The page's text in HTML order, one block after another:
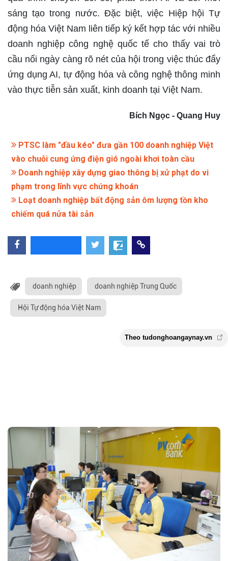
sáng tạo trong nước. Đặc biệt, việc Hiệp hội Tự
động hóa Việt Nam liên tiếp ký kết hợp tác với nhiều
doanh nghiệp công nghệ quốc tế cho thấy vai trò
cầu nối ngày càng rõ nét của hội trong việc thúc đẩy
ứng dụng AI, tự động hóa và công nghệ thông minh
vào thực tiễn sản xuất, kinh doanh tại Việt Nam.
Bích Ngọc - Quang Huy
PTSC làm "đầu kéo" đưa gần 100 doanh nghiệp Việt
vào chuỗi cung ứng điện gió ngoài khơi toàn cầu
Doanh nghiệp xây dựng giao thông bị xử phạt do vi
phạm trong lĩnh vực chứng khoán
Loạt doanh nghiệp bất động sản ôm lượng tồn kho
chiếm quá nửa tài sản
doanh nghiệp doanh nghiệp Trung Quốc
Hội Tự động hóa Việt Nam